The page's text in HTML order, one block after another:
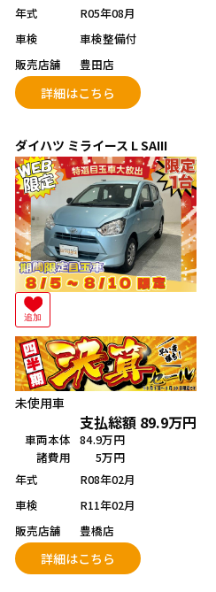
年式
R05年08月
車検
車検整備付
販売店舗
豊田店
詳細はこちら
ダイハツ ミライース L SAIII
追加
未使用車
支払総額 89.9万円
車両本体 84.9万円
諸費用
5万円
年式
R08年02月
車検
R11年02月
販売店舗
豊橋店
詳細はこちら